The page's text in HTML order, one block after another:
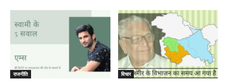
राजनीति विचार